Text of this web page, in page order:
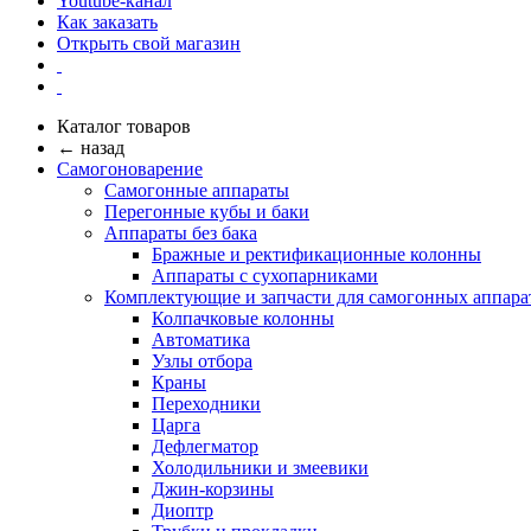
Как заказать
Открыть свой магазин
Каталог товаров
← назад
Самогоноварение
Самогонные аппараты
Перегонные кубы и баки
Аппараты без бака
Бражные и ректификационные колонны
Аппараты с сухопарниками
Комплектующие и запчасти для самогонных
Колпачковые колонны
Автоматика
Узлы отбора
Краны
Переходники
Царга
Дефлегматор
Холодильники и змеевики
Джин-корзины
Диоптр